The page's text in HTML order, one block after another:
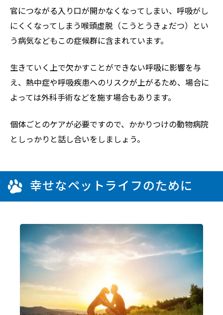
官につながる入り口が開かなくなってしまい、呼吸がし
にくくなってしまう喉頭虚脱（こうとうきょだつ）とい
う病気などもこの症候群に含まれています。
生きていく上で欠かすことができない呼吸に影響を与
え、熱中症や呼吸疾患へのリスクが上がるため、場合に
よっては外科手術などを施す場合もあります。
個体ごとのケアが必要ですので、かかりつけの動物病院
としっかりと話し合いをしましょう。
幸せなペットライフのために